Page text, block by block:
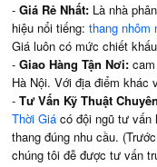
-Giá Rẻ Nhất: Là nhà
hiệu nổi tiếng:thang nhôm
Giá luôn có mức chiết
-Giao Hàng Tận Nơi:
Hà Nội. Với địa điểm khác
-Tư Vấn Kỹ Thuật
Thời Giá có đội ngũ tư vấn
thang đúng nhu cầu.
chúng tôi đễ được tư vấn